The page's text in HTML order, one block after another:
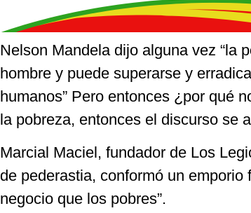
Nelson Mandela dijo alguna vez “la
hombre y puede superarse y
humanos” Pero entonces ¿por qué
la pobreza, entonces el discurso se
Marcial Maciel, fundador de Los
de pederastia, conformó un
negocio que los pobres”.